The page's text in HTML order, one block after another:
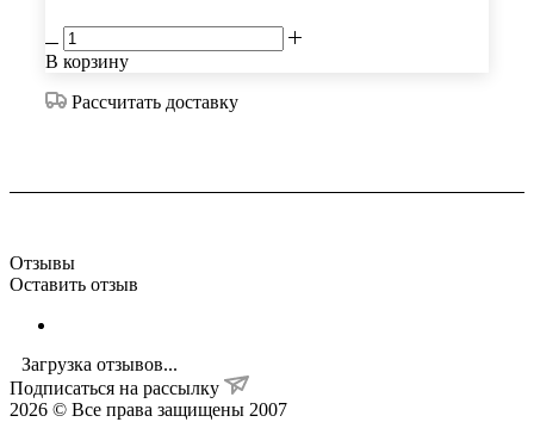
В корзину
Рассчитать доставку
Отзывы
Оставить отзыв
Загрузка отзывов...
Подписаться на рассылку
2026 © Все права защищены 2007